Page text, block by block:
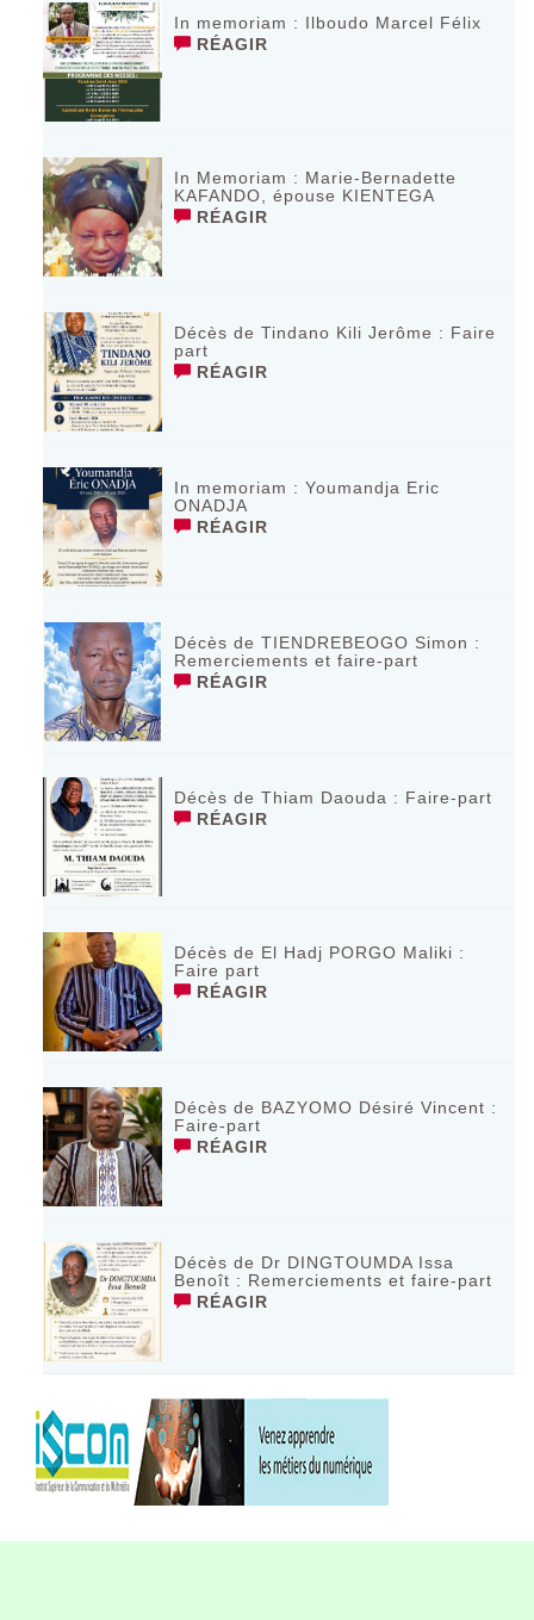
In memoriam : Ilboudo Marcel Félix
RÉAGIR
In Memoriam : Marie-Bernadette
KAFANDO, épouse KIENTEGA
RÉAGIR
Décès de Tindano Kili Jerôme : Faire
part
RÉAGIR
In memoriam : Youmandja Eric
ONADJA
RÉAGIR
Décès de TIENDREBEOGO Simon :
Remerciements et faire-part
RÉAGIR
Décès de Thiam Daouda : Faire-part
RÉAGIR
Décès de El Hadj PORGO Maliki :
Faire part
RÉAGIR
Décès de BAZYOMO Désiré Vincent :
Faire-part
RÉAGIR
Décès de Dr DINGTOUMDA Issa
Benoît : Remerciements et faire-part
RÉAGIR